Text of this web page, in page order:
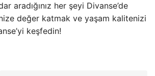
aradığınız her şeyi Divanse’de
değer katmak ve yaşam kalitenizi
keşfedin!